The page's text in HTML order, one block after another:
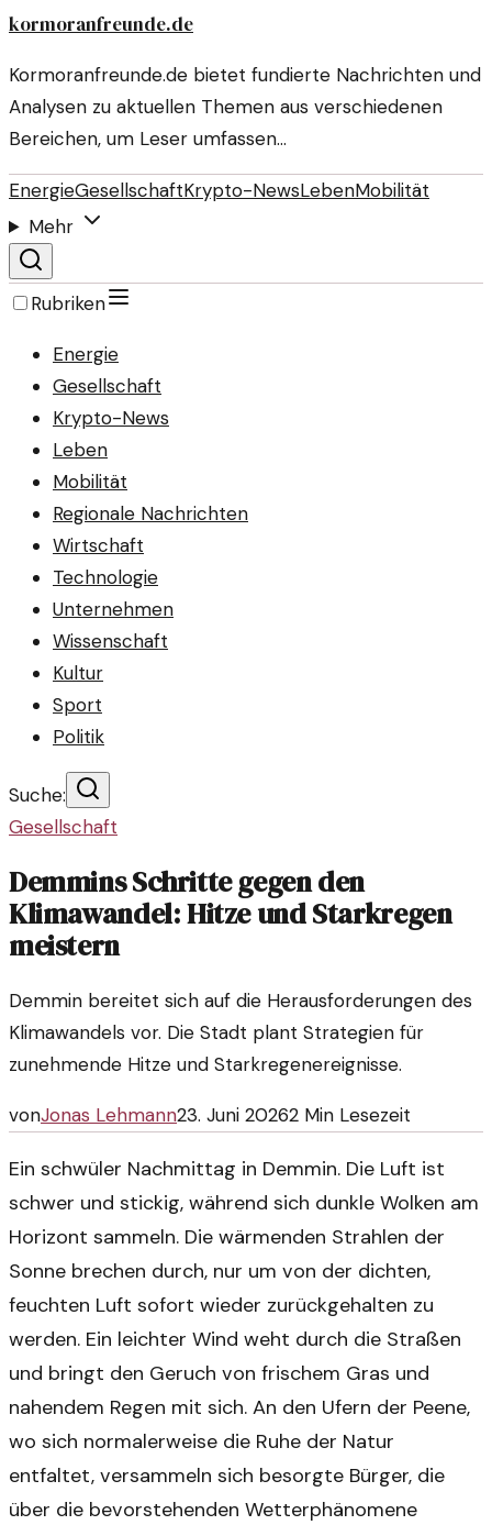
kormoranfreunde.de
Kormoranfreunde.de bietet fundierte Nachrichten und
Analysen zu aktuellen Themen aus verschiedenen
Bereichen, um Leser umfassen…
EnergieGesellschaftKrypto-NewsLebenMobilität
Mehr
Rubriken
Energie
Gesellschaft
Krypto-News
Leben
Mobilität
Regionale Nachrichten
Wirtschaft
Technologie
Unternehmen
Wissenschaft
Kultur
Sport
Politik
Suche:
Gesellschaft
Demmins Schritte gegen den
Klimawandel: Hitze und Starkregen
meistern
Demmin bereitet sich auf die Herausforderungen des
Klimawandels vor. Die Stadt plant Strategien für
zunehmende Hitze und Starkregenereignisse.
vonJonas Lehmann23. Juni 20262 Min Lesezeit
Ein schwüler Nachmittag in Demmin. Die Luft ist
schwer und stickig, während sich dunkle Wolken am
Horizont sammeln. Die wärmenden Strahlen der
Sonne brechen durch, nur um von der dichten,
feuchten Luft sofort wieder zurückgehalten zu
werden. Ein leichter Wind weht durch die Straßen
und bringt den Geruch von frischem Gras und
nahendem Regen mit sich. An den Ufern der Peene,
wo sich normalerweise die Ruhe der Natur
entfaltet, versammeln sich besorgte Bürger, die
über die bevorstehenden Wetterphänomene